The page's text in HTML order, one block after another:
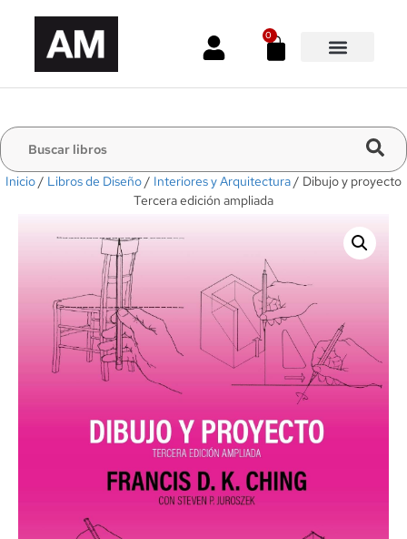
0
Inicio/ Libros de Diseño/ Interiores y Arquitectura/ Dibujo y proyecto
Tercera edición ampliada